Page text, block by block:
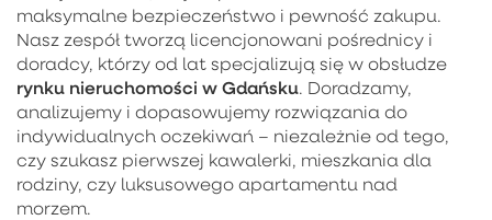
maksymalne bezpieczeństwo i pewność zakupu.
Nasz zespół tworzą licencjonowani pośrednicy i
doradcy, którzy od lat specjalizują się w obsłudze
rynku nieruchomości w Gdańsku. Doradzamy,
analizujemy i dopasowujemy rozwiązania do
indywidualnych oczekiwań – niezależnie od tego,
czy szukasz pierwszej kawalerki, mieszkania dla
rodziny, czy luksusowego apartamentu nad
morzem.